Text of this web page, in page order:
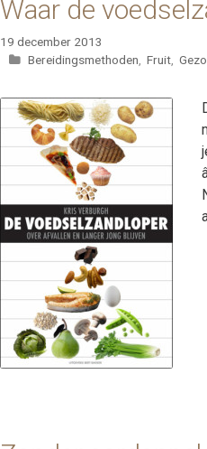
Waar de
19 december 2013
Categorieën
Bereidingsmethoden, Fruit,